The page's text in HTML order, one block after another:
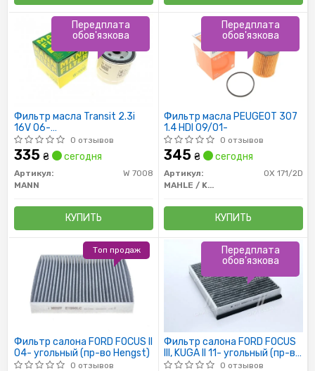
Фильтр масла Transit 2.3i
16V 06-
/Focuc/Mondeo/Mazda
1.8/2.0 00-
0 отзывов
335 ₴ сегодня
Артикул:
W 7008
MANN
КУПИТЬ
Передплата
обов'язкова
Фильтр масла PEUGEOT 307
1.4 HDI 09/01-
0 отзывов
345 ₴ сегодня
Артикул:
OX 171/2D
MAHLE / KNECHT
КУПИТЬ
Передплата
обов'язкова
Фильтр салона FORD FOCUS II
04- угольный (пр-во Hengst)
0 отзывов
Топ продаж
Фильтр салона FORD FOCUS
III, KUGA II 11- угольный (пр-во
DENCKERMANN)0 отзывов
Передплата
обов'язкова